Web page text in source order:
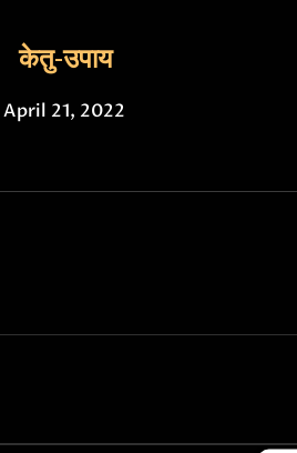
केतु-उपाय
April 21, 2022